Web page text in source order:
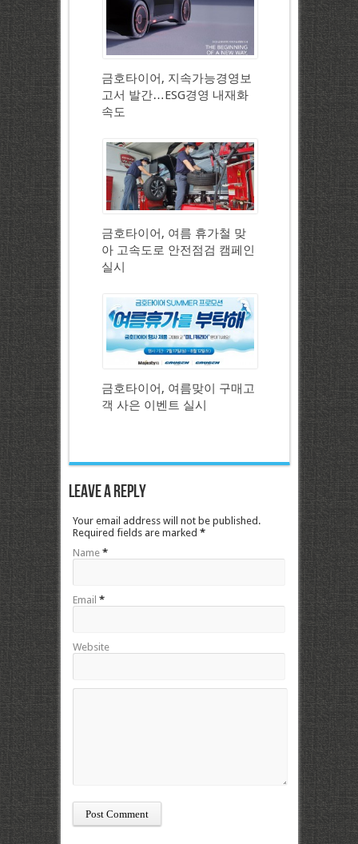
금호타이어, 지속가능경영보
고서 발간…ESG경영 내재화
속도
금호타이어, 여름 휴가철 맞
아 고속도로 안전점검 캠페인
실시
금호타이어, 여름맞이 구매고
객 사은 이벤트 실시
Leave a Reply
Your email address will not be published.
Required fields are marked *
Name *
Email *
Website